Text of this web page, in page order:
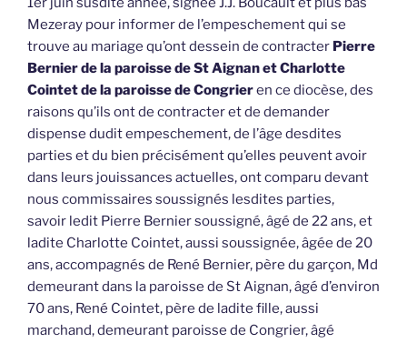
Mezeray pour informer de l’empeschement qui se
trouve au mariage qu’ont dessein de contracter Pierre
Bernier de la paroisse de St Aignan et Charlotte
Cointet de la paroisse de Congrieren ce diocèse, des
raisons qu’ils ont de contracter et de demander
dispense dudit empeschement, de l’âge desdites
parties et du bien précisément qu’elles peuvent avoir
dans leurs jouissances actuelles, ont comparu devant
nous commissaires soussignés lesdites parties,
savoir ledit Pierre Bernier soussigné, âgé de 22 ans, et
ladite Charlotte Cointet, aussi soussignée, âgée de 20
ans, accompagnés de René Bernier, père du garçon, Md
demeurant dans la paroisse de St Aignan, âgé d’environ
70 ans, René Cointet, père de ladite fille, aussi
marchand, demeurant paroisse de Congrier, âgé